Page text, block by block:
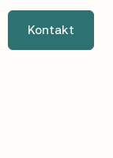
Kontakt